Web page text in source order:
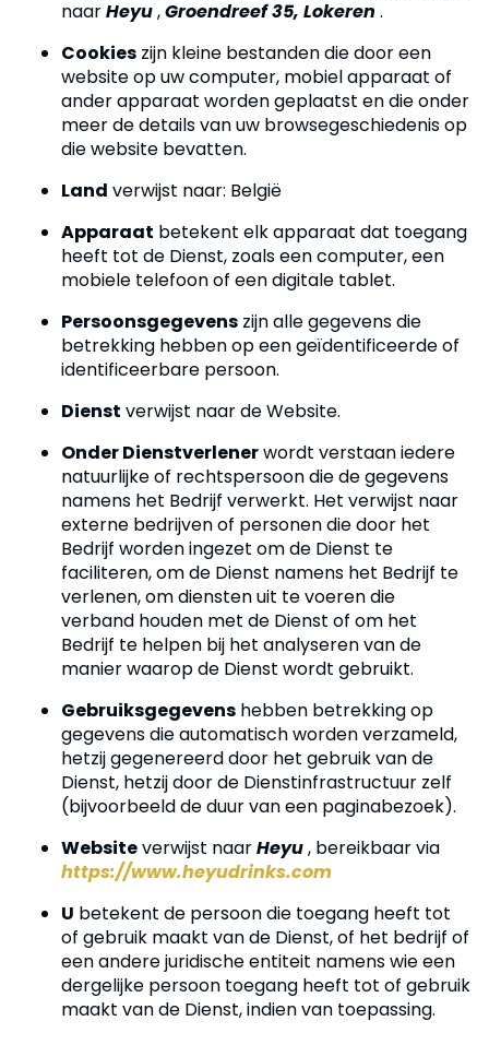
naarHeyu,Groendreef 35, Lokeren .
Cookies zijn kleine bestanden die door een
website op uw computer, mobiel apparaat of
ander apparaat worden geplaatst en die onder
meer de details van uw browsegeschiedenis op
die website bevatten.
Land verwijst naar: België
Apparaat betekent elk apparaat dat toegang
heeft tot de Dienst, zoals een computer, een
mobiele telefoon of een digitale tablet.
Persoonsgegevens zijn alle gegevens die
betrekking hebben op een geïdentificeerde of
identificeerbare persoon.
Dienst verwijst naar de Website.
Onder Dienstverlenerwordt verstaan ​​iedere
natuurlijke of rechtspersoon die de gegevens
namens het Bedrijf verwerkt. Het verwijst naar
externe bedrijven of personen die door het
Bedrijf worden ingezet om de Dienst te
faciliteren, om de Dienst namens het Bedrijf te
verlenen, om diensten uit te voeren die
verband houden met de Dienst of om het
Bedrijf te helpen bij het analyseren van de
manier waarop de Dienst wordt gebruikt.
Gebruiksgegevens hebben betrekking op
gegevens die automatisch worden verzameld,
hetzij gegenereerd door het gebruik van de
Dienst, hetzij door de Dienstinfrastructuur zelf
(bijvoorbeeld de duur van een paginabezoek).
Websiteverwijst naarHeyu, bereikbaar via
https://www.heyudrinks.com
U betekent de persoon die toegang heeft tot
of gebruik maakt van de Dienst, of het bedrijf of
een andere juridische entiteit namens wie een
dergelijke persoon toegang heeft tot of gebruik
maakt van de Dienst, indien van toepassing.